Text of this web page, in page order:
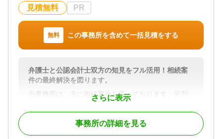
対応体制
可 / 事務所面談可
見積無料 PR
無料 この事務所を含めて一括見積をする
さらに表示
弁護士と公認会計士双方の知見をフル活用！相続案
件の最終解決を図ります。
当事務所は、主に相続案件を扱っております。元判
事であった父の代から４０年余り続いております。
当初は、広く民事一般の事件を処理して参りました
が、最近は、主に相続事件に特化することで、知見
やデータの集積、新判例へのアップデートをすす
事務所の詳細を見る